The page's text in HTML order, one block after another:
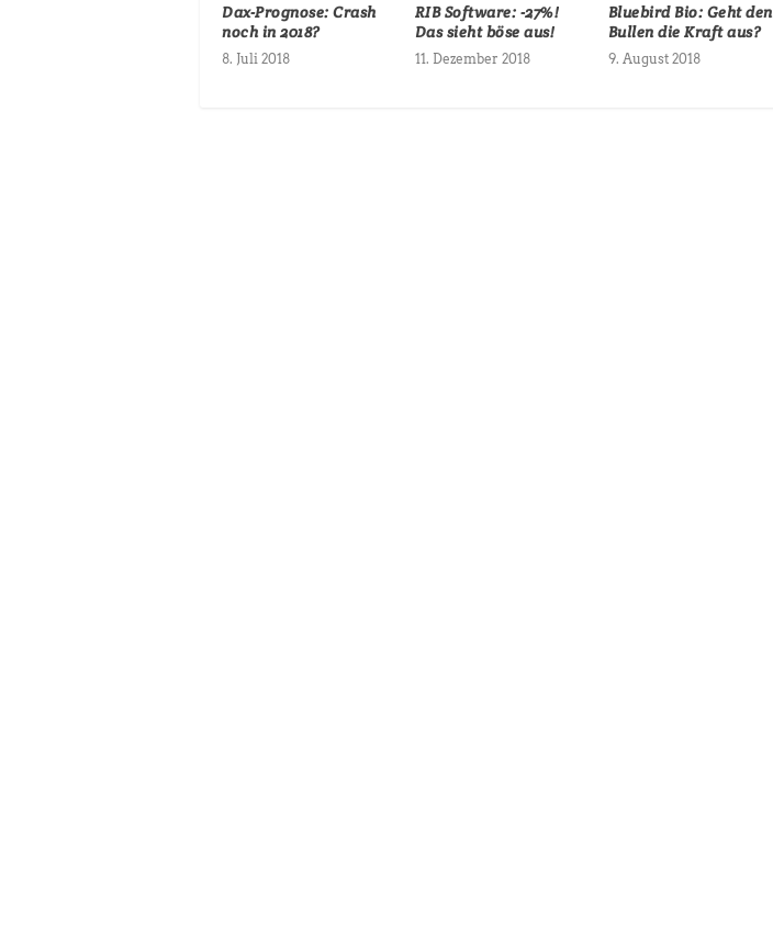
Dax-Prognose: Crash
noch in 2018?
8. Juli 2018
RIB Software: -27%!
Das sieht böse aus!
11. Dezember 2018
Bluebird Bio: Geht den
Bullen die Kraft aus?
9. August 2018